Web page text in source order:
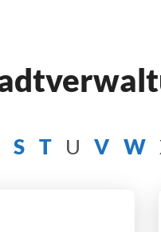
S T U V W